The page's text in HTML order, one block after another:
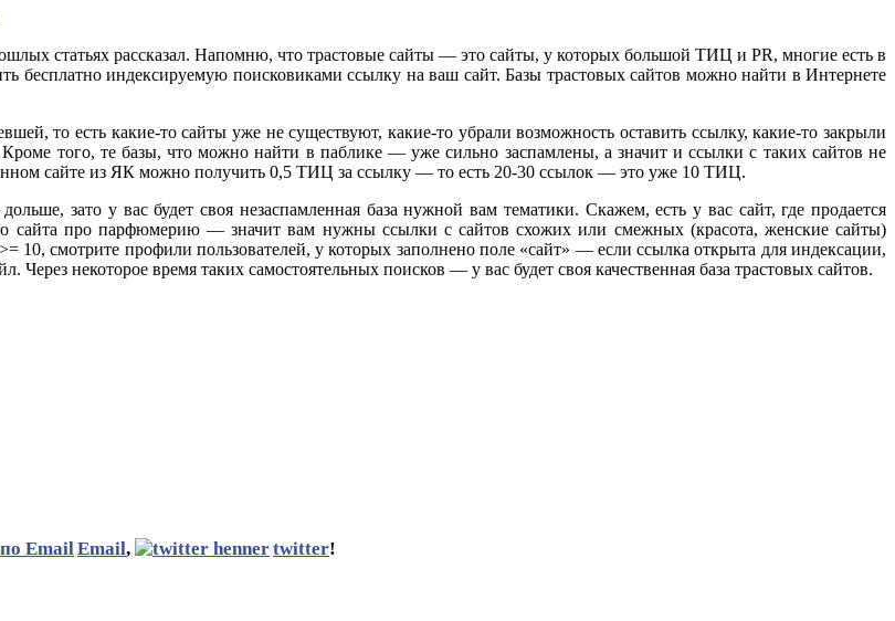
статьях рассказал. Напомню, что трастовые сайты — это сайты, у которых большой ТИЦ и PR, многие есть в
индексируемую поисковиками ссылку на ваш сайт. Базы трастовых сайтов можно найти в Интернете
то есть какие-то сайты уже не существуют, какие-то убрали возможность оставить ссылку, какие-то закрыли
того, те базы, что можно найти в паблике — уже сильно заспамлены, а значит и ссылки с таких сайтов не
сайте из ЯК можно получить 0,5 ТИЦ за ссылку — то есть 20-30 ссылок — это уже 10 ТИЦ.
зато у вас будет своя незаспамленная база нужной вам тематики. Скажем, есть у вас сайт, где продается
сайта про парфюмерию — значит вам нужны ссылки с сайтов схожих или смежных (красота, женские сайты)
смотрите профили пользователей, у которых заполнено поле «сайт» — если ссылка открыта для индексации,
некоторое время таких самостоятельных поисков — у вас будет своя качественная база трастовых сайтов.
Email, twitter!